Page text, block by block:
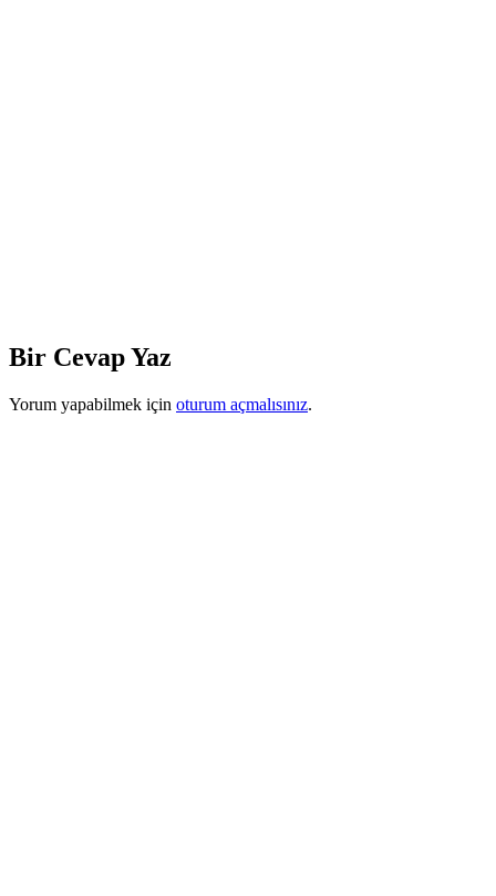
Bir Cevap Yaz
Yorum yapabilmek için oturum açmalısınız.